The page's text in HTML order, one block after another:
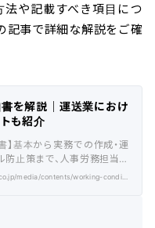
や記載すべき項目につ
記事で詳細な解説をご確
を解説｜運送業におけ
も紹介
】基本から実務での作成・運
防止策まで、人事労務担当者
ます。
https://colorfulcorp.co.jp/media/contents/working-conditions-notice-2/